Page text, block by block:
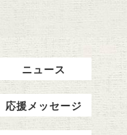
ニュース
応援メッセージ